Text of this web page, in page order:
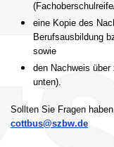
eine Kopie des
Berufsausbildung
sowie
den Nachweis
unten).
Sollten Sie Fragen
cottbus@szbw.de